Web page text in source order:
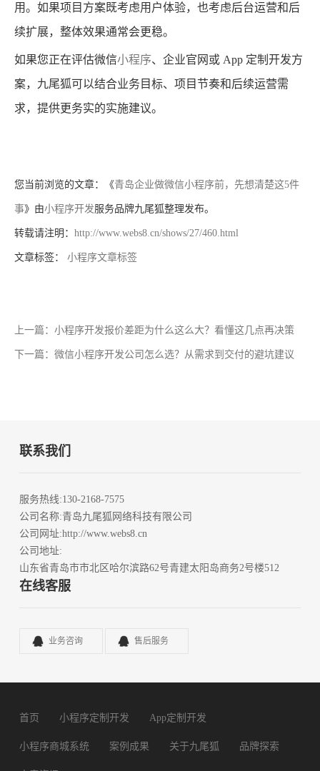
用。如果项目方案既考虑用户体验，也考虑后台运营和后
续扩展，整体效果通常会更稳。
如果您正在评估微信小程序、企业官网或 App 定制开发方
案，九尾狐可以结合业务目标、项目节奏和后续运营需
求，提供更务实的实施建议。
您当前浏览的文章：《青岛企业做微信小程序前，先想清楚这5件
事》由小程序开发服务品牌九尾狐整理发布。
转载请注明： http://www.webs8.cn/shows/27/460.html
文章标签： 小程序文章标签
上一篇：小程序开发报价差距为什么这么大？看懂这几点再决策
下一篇：微信小程序开发公司怎么选？从需求到交付的避坑建议
联系我们
服务热线:130-2168-7575
公司名称:青岛九尾狐网络科技有限公司
公司网址:http://www.webs8.cn
公司地址:
山东省青岛市市北区哈尔滨路62号青建太阳岛商务2号楼512
在线客服
业务咨询 售后服务
首页 小程序定制开发 App定制开发
小程序商城系统 案例成果 关于九尾狐 品牌探索